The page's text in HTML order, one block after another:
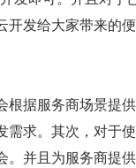
开发给大家带来的便
根据服务商场景提供
需求。其次，对于使
。并且为服务商提供